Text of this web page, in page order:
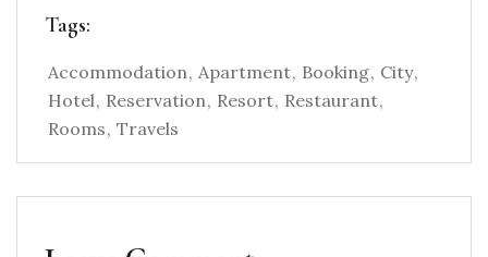
Tags:
Accommodation Apartment Booking City
Hotel Reservation Resort Restaurant
Rooms Travels